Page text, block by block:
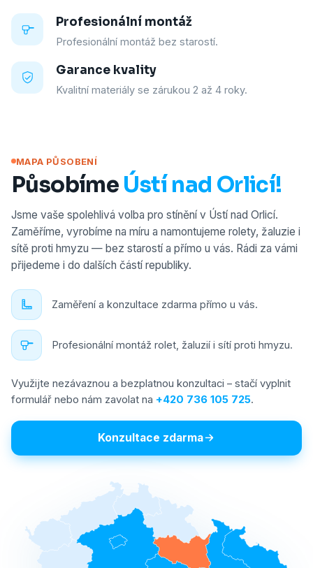
Profesionální montáž
Profesionální montáž bez starostí.
Garance kvality
Kvalitní materiály se zárukou 2 až 4 roky.
MAPA PŮSOBENÍ
Působíme Ústí nad Orlicí!
Jsme vaše spolehlivá volba pro stínění v Ústí nad Orlicí.
Zaměříme, vyrobíme na míru a namontujeme rolety, žaluzie i
sítě proti hmyzu — bez starostí a přímo u vás. Rádi za vámi
přijedeme i do dalších částí republiky.
Zaměření a konzultace zdarma přímo u vás.
Profesionální montáž rolet, žaluzií i sítí proti hmyzu.
Využijte nezávaznou a bezplatnou konzultaci – stačí vyplnit
formulář nebo nám zavolat na +420 736 105 725.
Konzultace zdarma